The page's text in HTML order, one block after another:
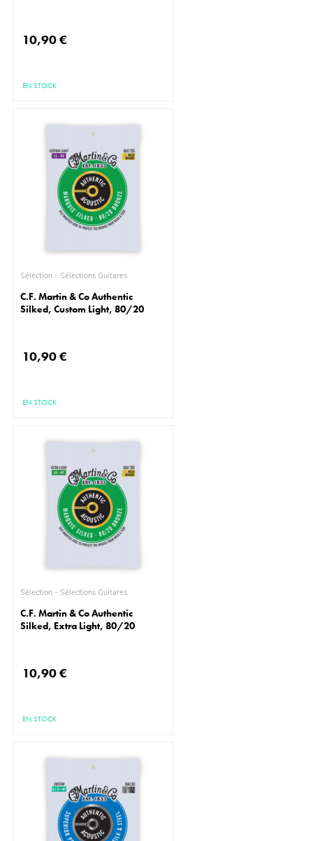
10,90 €
EN STOCK
Sélection - Sélections Guitares
C.F. Martin & Co Authentic
Silked, Custom Light, 80/20
10,90 €
EN STOCK
Sélection - Sélections Guitares
C.F. Martin & Co Authentic
Silked, Extra Light, 80/20
10,90 €
EN STOCK